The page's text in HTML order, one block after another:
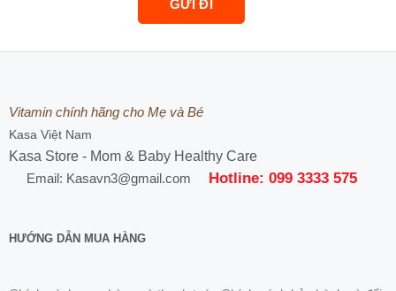
Vitamin chính hãng cho Mẹ và Bé
Kasa Việt Nam
Kasa Store - Mom & Baby Healthy Care
Email: Kasavn3@gmail.com
Hotline: 099 3333 575
HƯỚNG DẪN MUA HÀNG